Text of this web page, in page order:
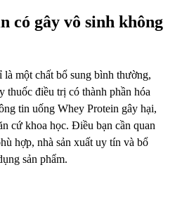
có gây vô sinh không
một chất bổ sung bình thường,
thuốc điều trị có thành phần hóa
tin uống Whey Protein gây hại,
cứ khoa học. Điều bạn cần quan
hợp, nhà sản xuất uy tín và bổ
sản phẩm.